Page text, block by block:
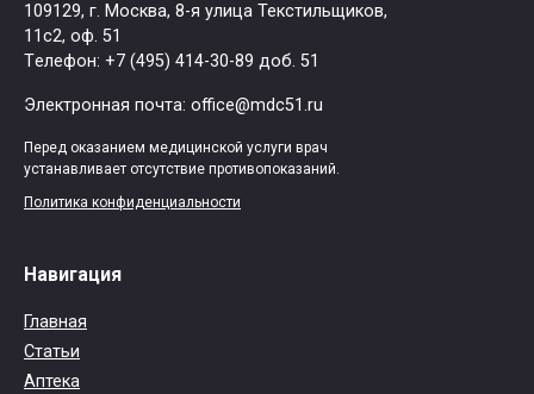
109129, г. Москва, ​8-я улица Текстильщиков,
11с2, оф. 51
Tелефон: +7 (495) 414-30-89 доб. 51
Электронная почта: office@mdc51.ru
Перед оказанием медицинской услуги врач
устанавливает отсутствие противопоказаний.
Политика конфиденциальности
Навигация
Главная
Статьи
Аптека